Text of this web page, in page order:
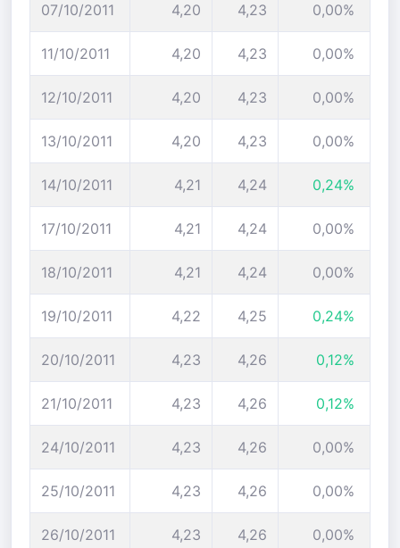
07/10/2011 4,20 4,23 0,00%
11/10/2011 4,20 4,23 0,00%
12/10/2011 4,20 4,23 0,00%
13/10/2011 4,20 4,23 0,00%
14/10/2011 4,21 4,24 0,24%
17/10/2011 4,21 4,24 0,00%
18/10/2011 4,21 4,24 0,00%
19/10/2011 4,22 4,25 0,24%
20/10/2011 4,23 4,26 0,12%
21/10/2011 4,23 4,26 0,12%
24/10/2011 4,23 4,26 0,00%
25/10/2011 4,23 4,26 0,00%
26/10/2011 4,23 4,26 0,00%